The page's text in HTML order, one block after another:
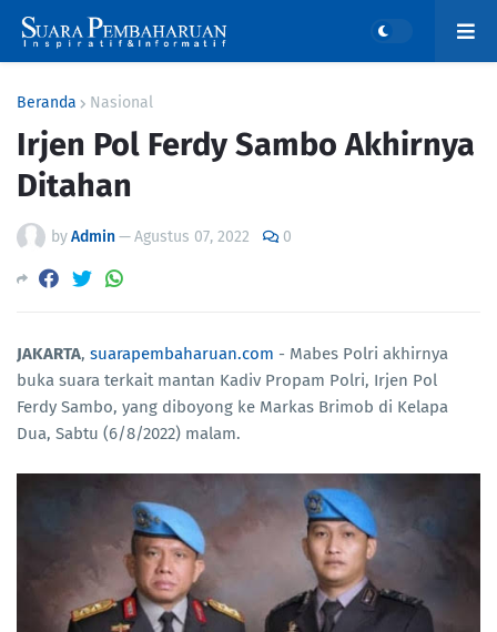
Beranda Nasional
Irjen Pol Ferdy Sambo Akhirnya
Ditahan
byAdmin—Agustus 07, 2022 0
JAKARTA, suarapembaharuan.com - Mabes Polri akhirnya
buka suara terkait mantan Kadiv Propam Polri, Irjen Pol
Ferdy Sambo, yang diboyong ke Markas Brimob di Kelapa
Dua, Sabtu (6/8/2022) malam.